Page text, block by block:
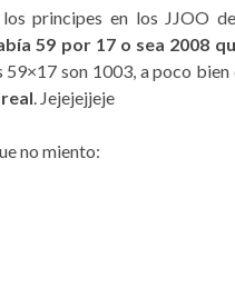
principes en los JJOO
59 por 17 o sea 2008
son 1003, a poco bien
. Jejejejjeje
no miento: